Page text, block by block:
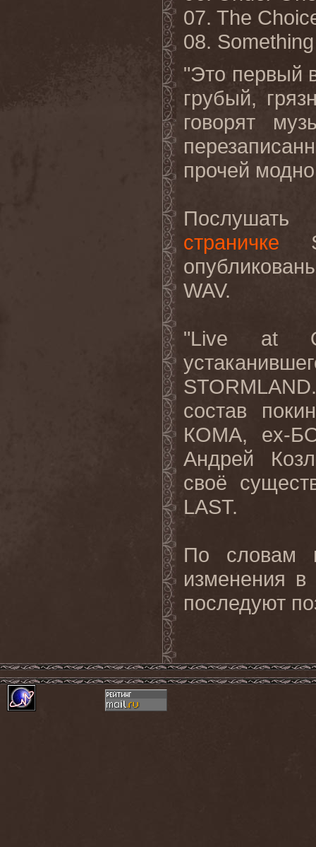
07. The
08.
"Это первый
грубый,
говорят
прочей
страничке
WAV.
"Live at
состав
КОМА, ex-
Андрей
своё
LAST.
По словам
изменения в
последуют